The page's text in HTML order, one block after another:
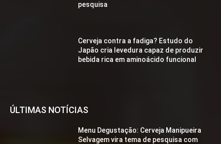
pesquisa
Cerveja contra a fadiga? Estudo do
Japão cria levedura capaz de produzir
bebida rica em aminoácido funcional
ÚLTIMAS NOTÍCIAS
Menu Degustação: Cerveja Manipueira
Selvagem vira tema de pesquisa com